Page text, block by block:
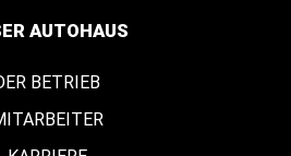
AUTOHAUS
BETRIEB